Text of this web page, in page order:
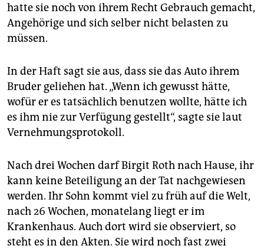
hatte sie noch von ihrem Recht Gebrauch gemacht,
Angehörige und sich selber nicht belasten zu
müssen.
In der Haft sagt sie aus, dass sie das Auto ihrem
Bruder geliehen hat. „Wenn ich gewusst hätte,
wofür er es tatsächlich benutzen wollte, hätte ich
es ihm nie zur Verfügung gestellt“, sagte sie laut
Vernehmungsprotokoll.
Nach drei Wochen darf Birgit Roth nach Hause, ihr
kann keine Beteiligung an der Tat nachgewiesen
werden. Ihr Sohn kommt viel zu früh auf die Welt,
nach 26 Wochen, monatelang liegt er im
Krankenhaus. Auch dort wird sie observiert, so
steht es in den Akten. Sie wird noch fast zwei